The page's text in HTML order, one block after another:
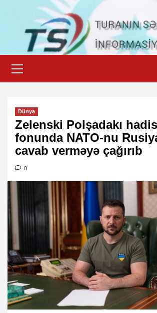
content
Menu
Dünya
Zelenski Polşadakı
fonunda NATO-nu
cavab verməyə çağırıb
0